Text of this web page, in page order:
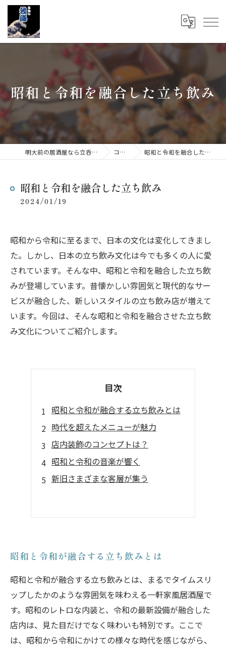
昭和と令和を融合した立ち飲み
明大前の居酒屋なら立呑み 我海 コラム 昭和と令和を融合した立ち飲み
昭和と令和を融合した立ち飲み
2024/01/19
昭和から令和に至るまで、日本の文化は変化してきまし
た。しかし、日本の立ち飲み文化は今でも多くの人に愛
されています。そんな中、昭和と令和を融合した立ち飲
みが登場しています。昔懐かしい雰囲気と現代的なサー
ビスが融合した、新しいスタイルの立ち飲み店が増えて
います。今回は、そんな昭和と令和を融合させた立ち飲
み文化についてご紹介します。
目次
昭和と令和が融合する立ち飲みとは
時代を超えたメニューが魅力
店内装飾のコンセプトは？
昭和と令和の音楽が響く
新旧さまざまな客層が集う
昭和と令和が融合する立ち飲みとは
昭和と令和が融合する立ち飲みとは、まるでタイムスリ
ップしたかのような雰囲気を味わえる一軒家風居酒屋で
す。昭和のレトロな内装と、令和の最新設備が融合した
店内は、見た目だけでなく味わいも特別です。ここで
は、昭和から令和にかけての様々な時代を感じながら、